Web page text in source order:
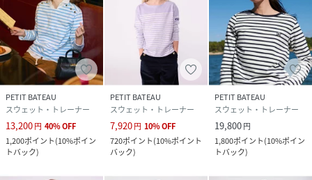
PETIT BATEAU
スウェット・トレーナー
13,200円 40%OFF
1,200ポイント(10%ポイン
トバック)
PETIT BATEAU
スウェット・トレーナー
7,920円 10%OFF
720ポイント(10%ポイント
バック)
PETIT BATEAU
スウェット・トレーナー
19,800円
1,800ポイント(10%ポイン
トバック)